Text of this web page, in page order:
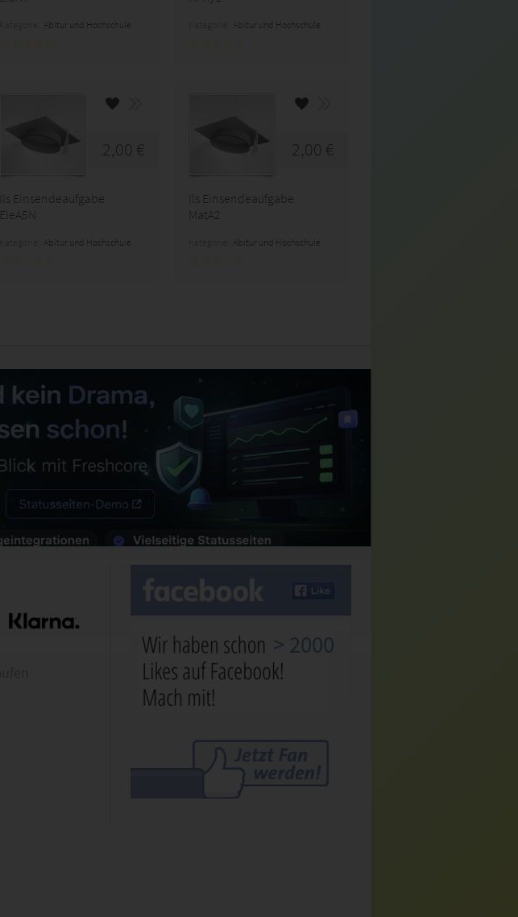
Abitur und Hochschule Abitur und Hochschule
2,00 €
Ils Einsendeaufgabe
EleA5N
Abitur und Hochschule
2,00 €
Ils Einsendeaufgabe
MatA2
Abitur und Hochschule
> 2000